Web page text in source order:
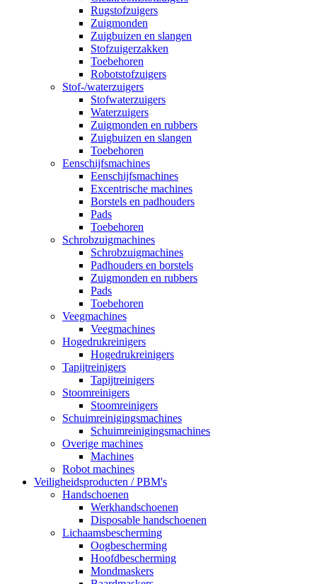
Rugstofzuigers
Zuigmonden
Zuigbuizen en slangen
Stofzuigerzakken
Toebehoren
Robotstofzuigers
Stof-/waterzuigers
Stofwaterzuigers
Waterzuigers
Zuigmonden en rubbers
Zuigbuizen en slangen
Toebehoren
Eenschijfsmachines
Eenschijfsmachines
Excentrische machines
Borstels en padhouders
Pads
Toebehoren
Schrobzuigmachines
Schrobzuigmachines
Padhouders en borstels
Zuigmonden en rubbers
Pads
Toebehoren
Veegmachines
Veegmachines
Hogedrukreinigers
Hogedrukreinigers
Tapijtreinigers
Tapijtreinigers
Stoomreinigers
Stoomreinigers
Schuimreinigingsmachines
Schuimreinigingsmachines
Overige machines
Machines
Robot machines
Veiligheidsproducten / PBM's
Handschoenen
Werkhandschoenen
Disposable handschoenen
Lichaamsbescherming
Oogbescherming
Hoofdbescherming
Mondmaskers